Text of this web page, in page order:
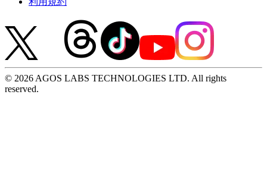
© 2026 AGOS LABS TECHNOLOGIES LTD. All rights
reserved.